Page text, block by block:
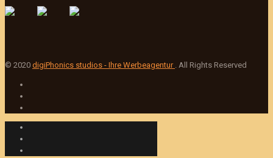
© 2020 digiPhonics studios - Ihre Werbeagentur . All Rights Reserved